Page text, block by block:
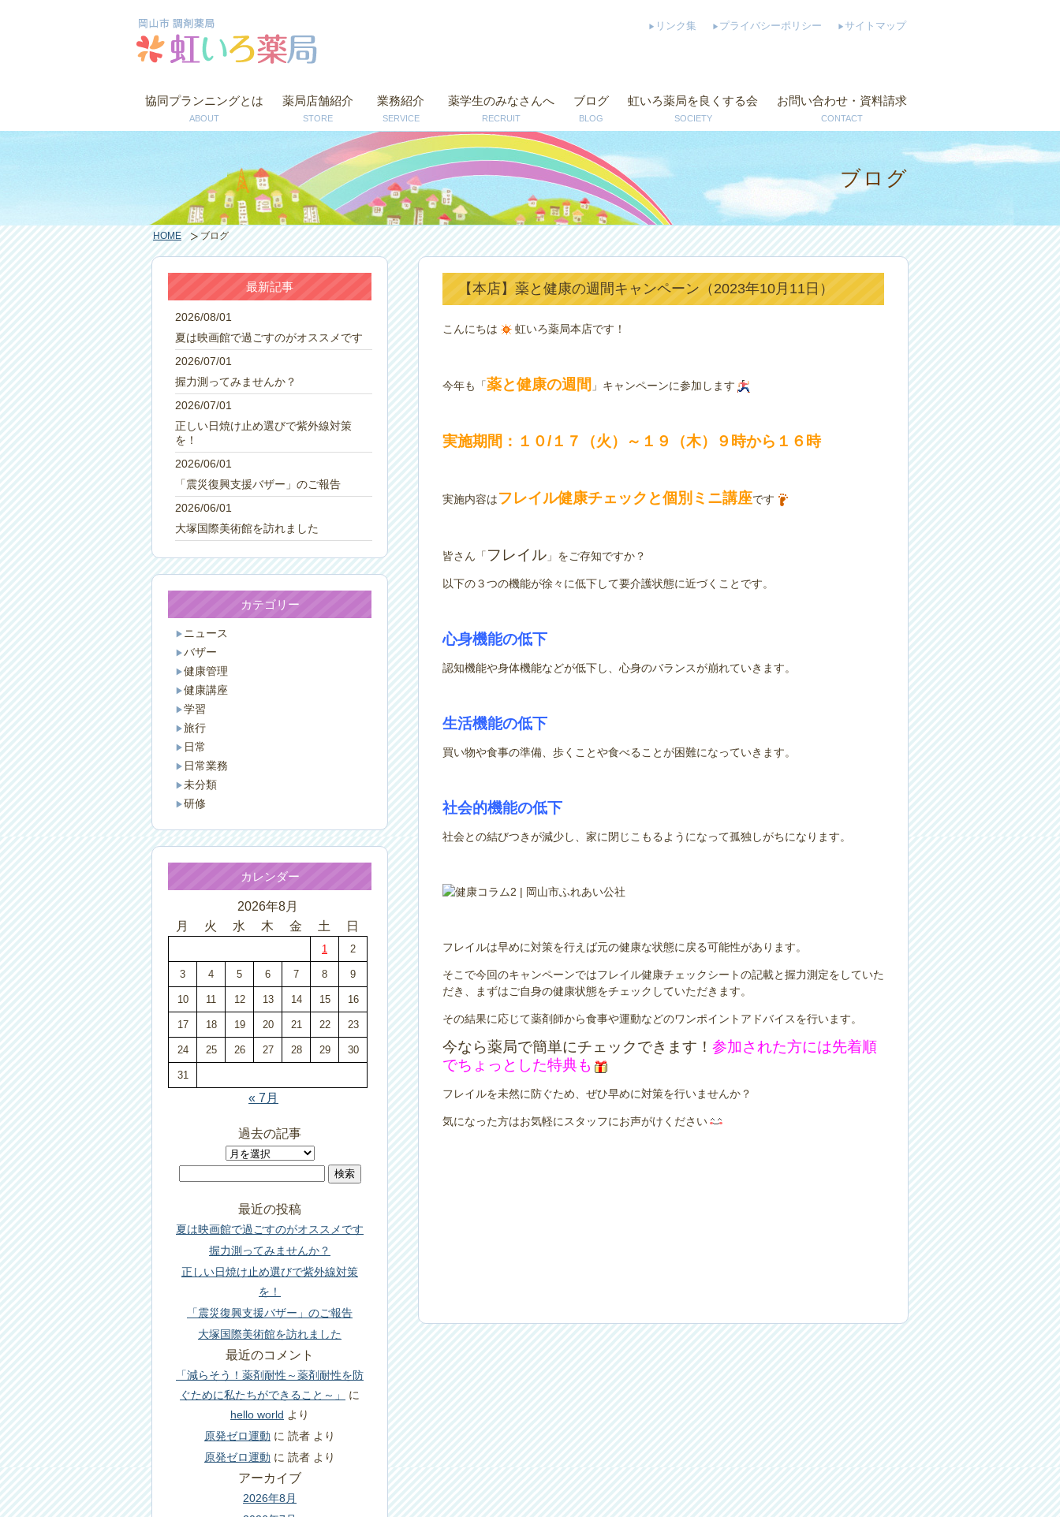
リンク集 プライバシーポリシー サイトマップ
協同プランニングとは
ABOUT
薬局店舗紹介
STORE
業務紹介
SERVICE
薬学生のみなさんへ
RECRUIT
ブログ
BLOG
虹いろ薬局を良くする会
SOCIETY
お問い合わせ・資料請求
CONTACT
ブログ
HOME ブログ
【本店】薬と健康の週間キャンペーン（2023年10月11日）
こんにちは 虹いろ薬局本店です！
今年も「薬と健康の週間 」キャンペーンに参加します
実施期間：１０/１７（火）～１９（木）９時から１６時
実施内容はフレイル健康チェックと個別ミニ講座です
皆さん「 フレイル 」をご存知ですか？
以下の３つの機能が徐々に低下して要介護状態に近づくことです。
心身機能の低下
認知機能や身体機能などが低下し、心身のバランスが崩れていきます。
生活機能の低下
買い物や食事の準備、歩くことや食べることが困難になっていきます。
社会的機能の低下
社会との結びつきが減少し、家に閉じこもるようになって孤独しがちになります。
フレイルは早めに対策を行えば元の健康な状態に戻る可能性があります。
そこで今回のキャンペーンではフレイル健康チェックシートの記載と握力測定をしていた
だき、まずはご自身の健康状態をチェックしていただきます。
その結果に応じて薬剤師から食事や運動などのワンポイントアドバイスを行います。
今なら薬局で簡単にチェックできます！ 参加された方には先着順
でちょっとした特典も
フレイルを未然に防ぐため、ぜひ早めに対策を行いませんか？
気になった方はお気軽にスタッフにお声がけください
最新記事
2026/08/01
夏は映画館で過ごすのがオススメです
2026/07/01
握力測ってみませんか？
2026/07/01
正しい日焼け止め選びで紫外線対策
を！
2026/06/01
「震災復興支援バザー」のご報告
2026/06/01
大塚国際美術館を訪れました
カテゴリー
ニュース
バザー
健康管理
健康講座
学習
旅行
日常
日常業務
未分類
研修
カレンダー
2026年8月
月
火 水 木 金 土 日
1 2
3 4 5 6 7 8 9
10 11 12 13 14 15 16
17 18 19 20 21 22 23
24 25 26 27 28 29 30
31
« 7月
過去の記事
過
事
最近の投稿
夏は映画館で過ごすのがオススメです
握力測ってみませんか？
正しい日焼け止め選びで紫外線対策
を！
「震災復興支援バザー」のご報告
大塚国際美術館を訪れました
最近のコメント
「減らそう！薬剤耐性～薬剤耐性を防
ぐために私たちができること～」
に
hello world より
原発ゼロ運動 に 読者 より
原発ゼロ運動 に 読者 より
アーカイブ
2026年8月